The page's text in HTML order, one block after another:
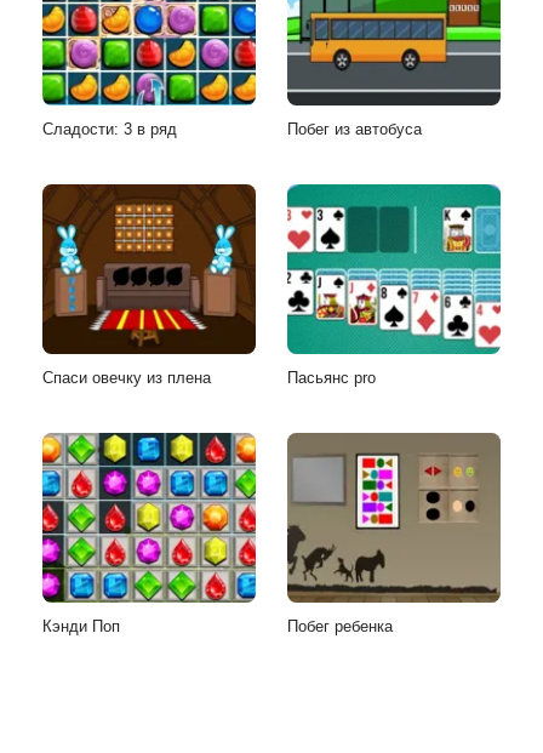
Сладости: 3 в ряд Побег из автобуса
Спаси овечку из плена Пасьянс pro
Кэнди Поп Побег ребенка